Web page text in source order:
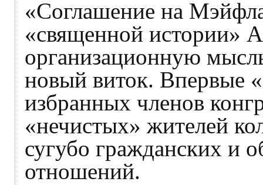
«Соглашение на
«священной истории»
организационную
новый виток. Впервые
избранных членов
«нечистых» жителей
сугубо гражданских и
отношений.